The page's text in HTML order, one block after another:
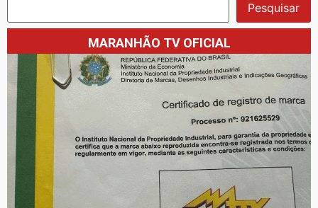
Pesquisar
MARANHÃO TV OFICIAL